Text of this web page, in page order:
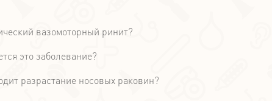
вазомоторный ринит?
это заболевание?
разрастание носовых раковин?